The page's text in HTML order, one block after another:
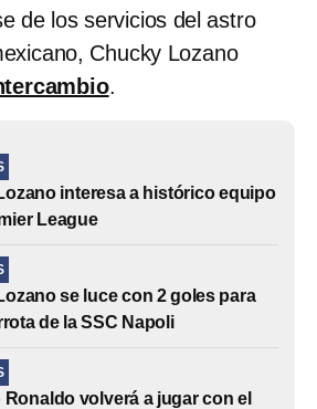
de los servicios del astro
Chucky Lozano
.
interesa a histórico equipo
League
se luce con 2 goles para
de la SSC Napoli
volverá a jugar con el